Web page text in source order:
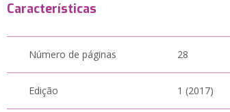
Características
Número de páginas 28
Edição 1 (2017)